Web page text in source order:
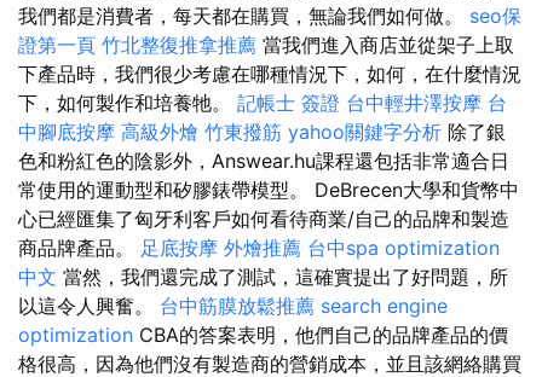
我們都是消費者，每天都在購買，無論我們如何做。 seo保
證第一頁 竹北整復推拿推薦 當我們進入商店並從架子上取
下產品時，我們很少考慮在哪種情況下，如何，在什麼情況
下，如何製作和培養牠。 記帳士 簽證 台中輕井澤按摩 台
中腳底按摩 高級外燴 竹東撥筋 yahoo關鍵字分析 除了銀
色和粉紅色的陰影外，Answear.hu課程還包括非常適合日
常使用的運動型和矽膠錶帶模型。 DeBrecen大學和貨幣中
心已經匯集了匈牙利客戶如何看待商業/自己的品牌和製造
商品牌產品。 足底按摩 外燴推薦 台中spa optimization
中文 當然，我們還完成了測試，這確實提出了好問題，所
以這令人興奮。 台中筋膜放鬆推薦 search engine
optimization CBA的答案表明，他們自己的品牌產品的價
格很高，因為他們沒有製造商的營銷成本，並且該網絡購買